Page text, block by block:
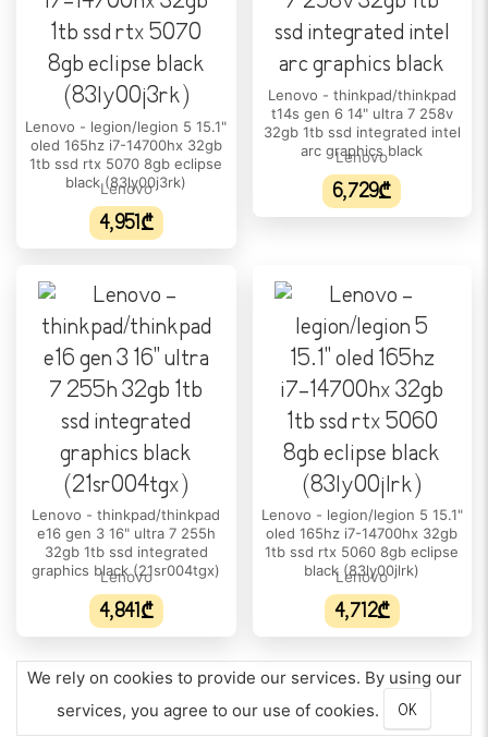
Lenovo - legion/legion 5 15.1"
oled 165hz i7-14700hx 32gb
1tb ssd rtx 5070 8gb eclipse
black (83ly00j3rk)
Lenovo
4,951₾
Lenovo - thinkpad/thinkpad
t14s gen 6 14" ultra 7 258v
32gb 1tb ssd integrated intel
arc graphics black
Lenovo
6,729₾
Lenovo - thinkpad/thinkpad
e16 gen 3 16" ultra 7 255h
32gb 1tb ssd integrated
graphics black (21sr004tgx)
Lenovo
4,841₾
Lenovo - legion/legion 5 15.1"
oled 165hz i7-14700hx 32gb
1tb ssd rtx 5060 8gb eclipse
black (83ly00jlrk)
Lenovo
4,712₾
We rely on cookies to provide our services. By using our
services, you agree to our use of cookies.
OK